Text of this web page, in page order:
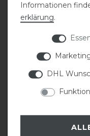
Funktionsjacke
statt 115,00 €
ARTIKEL
Informationen
erklärung.
DHL